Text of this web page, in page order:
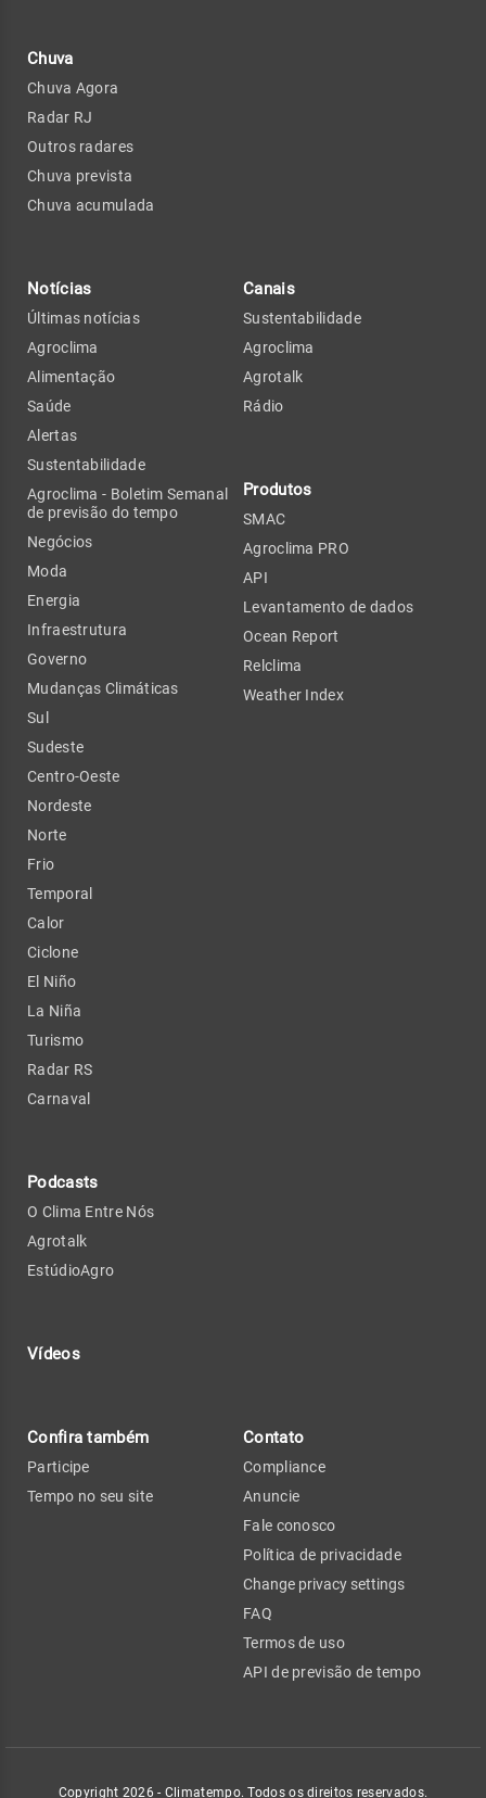
Chuva
Chuva Agora
Radar RJ
Outros radares
Chuva prevista
Chuva acumulada
Notícias
Últimas notícias
Agroclima
Alimentação
Saúde
Alertas
Sustentabilidade
Agroclima - Boletim Semanal
de previsão do tempo
Negócios
Moda
Energia
Infraestrutura
Governo
Mudanças Climáticas
Sul
Sudeste
Centro-Oeste
Nordeste
Norte
Frio
Temporal
Calor
Ciclone
El Niño
La Niña
Turismo
Radar RS
Carnaval
Podcasts
O Clima Entre Nós
Agrotalk
EstúdioAgro
Vídeos
Canais
Sustentabilidade
Agroclima
Agrotalk
Rádio
Produtos
SMAC
Agroclima PRO
API
Levantamento de dados
Ocean Report
Relclima
Weather Index
Confira também
Participe
Tempo no seu site
Contato
Compliance
Anuncie
Fale conosco
Política de privacidade
Change privacy settings
FAQ
Termos de uso
API de previsão de tempo
Copyright 2026 - Climatempo. Todos os direitos reservados.